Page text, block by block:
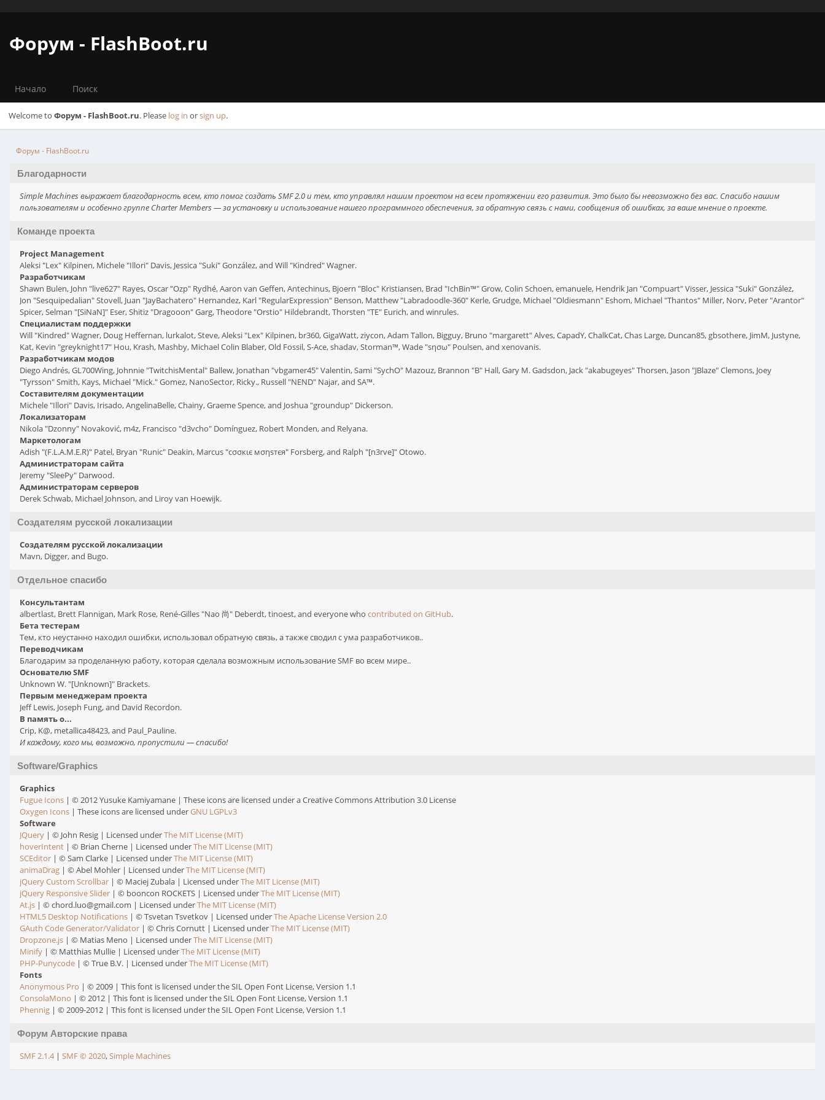
Форум - FlashBoot.ru
Начало Поиск
Welcome to Форум - FlashBoot.ru. Please log in orsign up.
Форум - FlashBoot.ru
Благодарности
Simple Machines выражает благодарность всем, кто помог создать SMF 2.0 и тем, кто управлял нашим проектом на всем протяжении его развития. Это было бы невозможно без вас. Спасибо нашим
пользователям и особенно группе Charter Members — за установку и использование нашего программного обеспечения, за обратную связь с нами, сообщения об ошибках, за ваше мнение о проекте.
Команде проекта
Project Management
Aleksi "Lex" Kilpinen, Michele "Illori" Davis, Jessica "Suki" González, and Will "Kindred" Wagner.
Разработчикам
Shawn Bulen, John "live627" Rayes, Oscar "Ozp" Rydhé, Aaron van Geffen, Antechinus, Bjoern "Bloc" Kristiansen, Brad "IchBin™" Grow, Colin Schoen, emanuele, Hendrik Jan "Compuart" Visser, Jessica "Suki" González,
Jon "Sesquipedalian" Stovell, Juan "JayBachatero" Hernandez, Karl "RegularExpression" Benson, Matthew "Labradoodle-360" Kerle, Grudge, Michael "Oldiesmann" Eshom, Michael "Thantos" Miller, Norv, Peter "Arantor"
Spicer, Selman "[SiNaN]" Eser, Shitiz "Dragooon" Garg, Theodore "Orstio" Hildebrandt, Thorsten "TE" Eurich, and winrules.
Специалистам поддержки
Will "Kindred" Wagner, Doug Heffernan, lurkalot, Steve, Aleksi "Lex" Kilpinen, br360, GigaWatt, ziycon, Adam Tallon, Bigguy, Bruno "margarett" Alves, CapadY, ChalkCat, Chas Large, Duncan85, gbsothere, JimM, Justyne,
Kat, Kevin "greyknight17" Hou, Krash, Mashby, Michael Colin Blaber, Old Fossil, S-Ace, shadav, Storman™, Wade "sησω" Poulsen, and xenovanis.
Разработчикам модов
Diego Andrés, GL700Wing, Johnnie "TwitchisMental" Ballew, Jonathan "vbgamer45" Valentin, Sami "SychO" Mazouz, Brannon "B" Hall, Gary M. Gadsdon, Jack "akabugeyes" Thorsen, Jason "JBlaze" Clemons, Joey
"Tyrsson" Smith, Kays, Michael "Mick." Gomez, NanoSector, Ricky., Russell "NEND" Najar, and SA™.
Составителям документации
Michele "Illori" Davis, Irisado, AngelinaBelle, Chainy, Graeme Spence, and Joshua "groundup" Dickerson.
Локализаторам
Nikola "Dzonny" Novaković, m4z, Francisco "d3vcho" Domínguez, Robert Monden, and Relyana.
Маркетологам
Adish "(F.L.A.M.E.R)" Patel, Bryan "Runic" Deakin, Marcus "cσσкιє мσηѕтєя" Forsberg, and Ralph "[n3rve]" Otowo.
Администраторам сайта
Jeremy "SleePy" Darwood.
Администраторам серверов
Derek Schwab, Michael Johnson, and Liroy van Hoewijk.
Создателям русской локализации
Создателям русской локализации
Mavn, Digger, and Bugo.
Отдельное спасибо
Консультантам
albertlast, Brett Flannigan, Mark Rose, René-Gilles "Nao 尚" Deberdt, tinoest, and everyone who contributed on GitHub.
Бета тестерам
Тем, кто неустанно находил ошибки, использовал обратную связь, а также сводил с ума разработчиков..
Переводчикам
Благодарим за проделанную работу, которая сделала возможным использование SMF во всем мире..
Основателю SMF
Unknown W. "[Unknown]" Brackets.
Первым менеджерам проекта
Jeff Lewis, Joseph Fung, and David Recordon.
В память о...
Crip, K@, metallica48423, and Paul_Pauline.
И каждому, кого мы, возможно, пропустили — спасибо!
Software/Graphics
Graphics
Fugue Icons | © 2012 Yusuke Kamiyamane | These icons are licensed under a Creative Commons Attribution 3.0 License
Oxygen Icons | These icons are licensed underGNU LGPLv3
Software
JQuery | © John Resig | Licensed underThe MIT License (MIT)
hoverIntent | © Brian Cherne | Licensed underThe MIT License (MIT)
SCEditor | © Sam Clarke | Licensed underThe MIT License (MIT)
animaDrag | © Abel Mohler | Licensed underThe MIT License (MIT)
jQuery Custom Scrollbar | © Maciej Zubala | Licensed underThe MIT License (MIT)
jQuery Responsive Slider | © booncon ROCKETS | Licensed underThe MIT License (MIT)
At.js | © chord.luo@gmail.com | Licensed underThe MIT License (MIT)
HTML5 Desktop Notifications | © Tsvetan Tsvetkov | Licensed underThe Apache License Version 2.0
GAuth Code Generator/Validator | © Chris Cornutt | Licensed underThe MIT License (MIT)
Dropzone.js | © Matias Meno | Licensed underThe MIT License (MIT)
Minify | © Matthias Mullie | Licensed underThe MIT License (MIT)
PHP-Punycode | © True B.V. | Licensed underThe MIT License (MIT)
Fonts
Anonymous Pro | © 2009 | This font is licensed under the SIL Open Font License, Version 1.1
ConsolaMono | © 2012 | This font is licensed under the SIL Open Font License, Version 1.1
Phennig | © 2009-2012 | This font is licensed under the SIL Open Font License, Version 1.1
Форум Авторские права
SMF 2.1.4| SMF © 2020,Simple Machines